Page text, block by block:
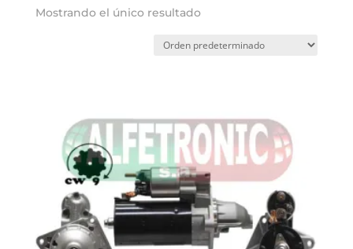
Mostrando el único resultado